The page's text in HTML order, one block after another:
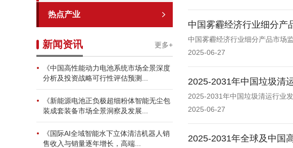
热点产业
新闻资讯 更多+
《中国高性能动力电池系统市场全景深度
分析及投资战略可行性评估预测...
《新能源电池正负极超细粉体智能无尘包
装成套装备市场全景洞察及发展...
《国际AI全域智能水下立体清洁机器人销
售收入与销量逐年增长，高端...
中国雾霾经济行业细分产
中国雾霾经济行业细分产品市场
2025-06-27
2025-2031年中国垃圾清
2025-2031年中国垃圾清运行业
2025-06-27
2025-2031年全球及中国